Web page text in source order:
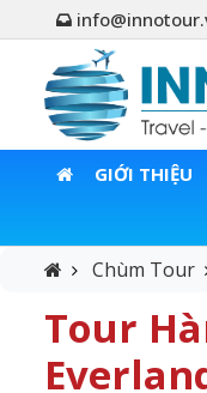
GIỚI THIỆU
Chùm Tour
Tour